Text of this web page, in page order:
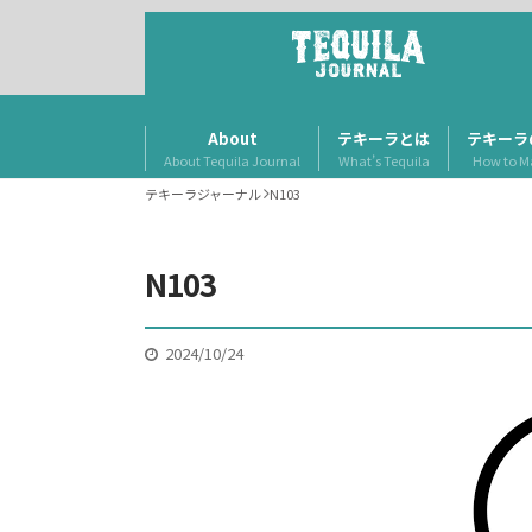
About
About Tequila Journal
テキーラとは
What’s Tequila
テキー
How to
テキーラジャーナル N103
N103
2024/10/24